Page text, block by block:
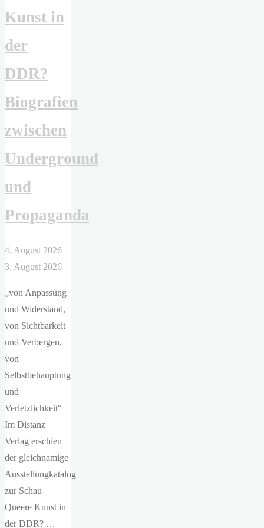
Kunst in
der
DDR?
Biografien
zwischen
Underground
und
Propaganda
4. August 2026
3. August 2026
„von Anpassung
und Widerstand,
von Sichtbarkeit
und Verbergen,
von
Selbstbehauptung
und
Verletzlichkeit“
Im Distanz
Verlag erschien
der gleichnamige
Ausstellungkatalog
zur Schau
Queere Kunst in
der DDR? …